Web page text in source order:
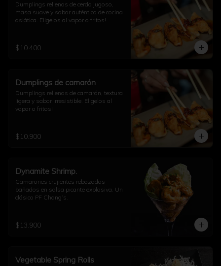
Dumplings rellenos de cerdo jugoso,
masa suave y sabor auténtico de cocina
asiática. Eligelos al vapor o fritos!
$10.400
Dumplings de camarón
Dumplings rellenos de camarón, textura
ligera y sabor irresistible. Eligelos al
vapor o fritos!
$10.900
Dynamite Shrimp.
Camarones crujientes rebozados
bañados en salsa picante explosiva. Un
clásico PF Chang’s.
$13.900
Vegetable Spring Rolls